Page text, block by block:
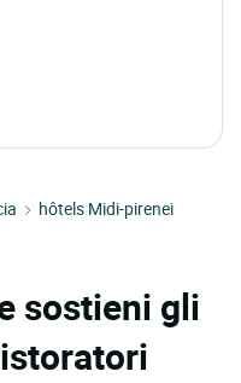
hôtels Midi-pirenei
sostieni gli